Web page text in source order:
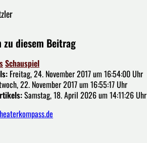
diesem Beitrag
Schauspiel
Freitag, 24. November 2017 um 16:54:00 Uhr
22. November 2017 um 16:55:17 Uhr
Samstag, 18. April 2026 um 14:11:26 Uhr